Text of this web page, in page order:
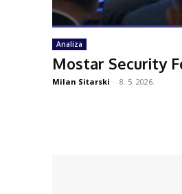
Analiza
Mostar Security
Milan Sitarski - 8. 5. 2026.